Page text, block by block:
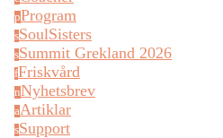
pProgram
sSoulSisters
sSummit Grekland 2026
fFriskvård
nNyhetsbrev
aArtiklar
sSupport